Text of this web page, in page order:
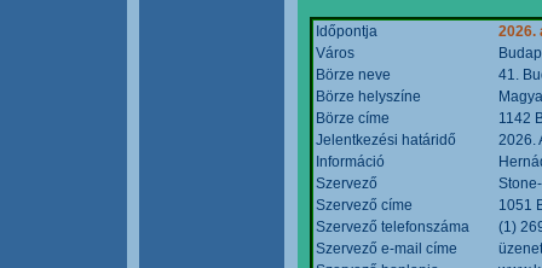
Időpontja
2026.
Város
Börze neve
41.
Börze helyszíne
Börze címe
1142
Jelentkezési határidő
2026.
Információ
Szervező
Szervező címe
1051
Szervező telefonszáma
(1)
Szervező e-mail címe